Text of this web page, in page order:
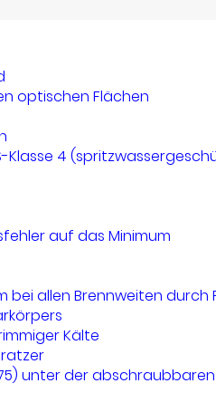
optischen Flächen
4
auf das Minimum
bei allen Brennweiten
Kälte
unter der